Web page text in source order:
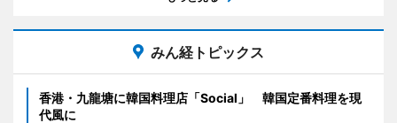
みん経トピックス
香港・九龍塘に韓国料理店「Social」 韓国定番料理を現
代風に